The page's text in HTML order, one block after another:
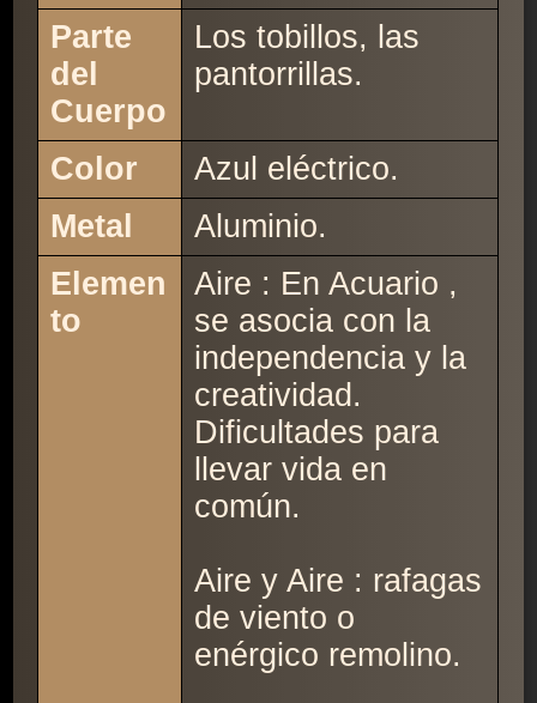
Parte
del
Cuerpo
Los tobillos, las
pantorrillas.
Color
Azul eléctrico.
Metal
Aluminio.
Elemen
to
Aire : En Acuario ,
se asocia con la
independencia y la
creatividad.
Dificultades para
llevar vida en
común.
Aire y Aire : rafagas
de viento o
enérgico remolino.